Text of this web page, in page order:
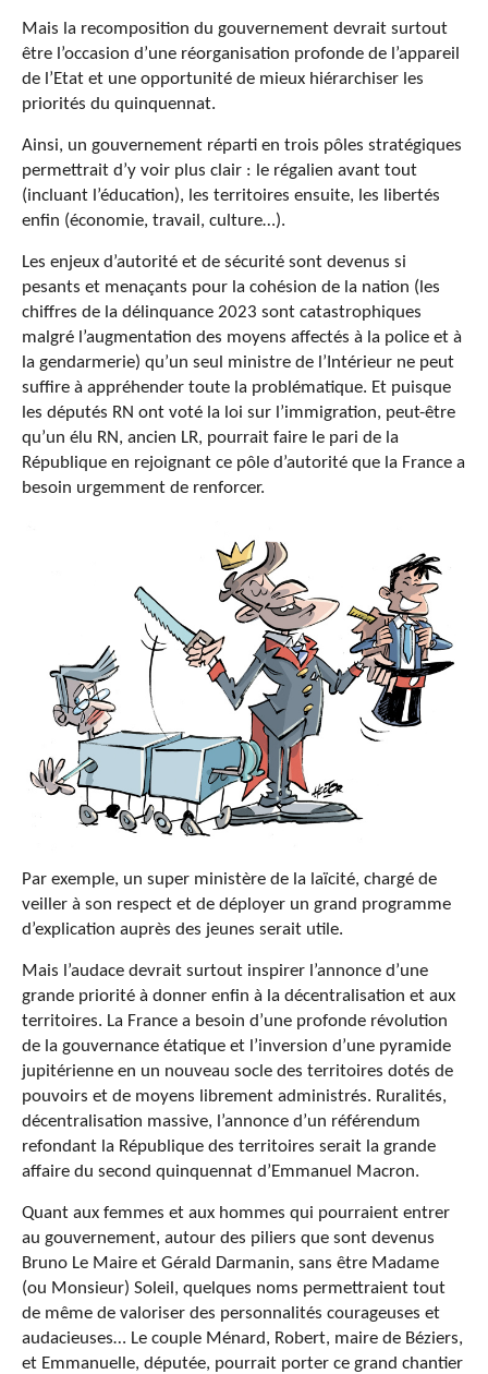
Mais la recomposition du gouvernement devrait surtout
être l’occasion d’une réorganisation profonde de l’appareil
de l’Etat et une opportunité de mieux hiérarchiser les
priorités du quinquennat.
Ainsi, un gouvernement réparti en trois pôles stratégiques
permettrait d’y voir plus clair : le régalien avant tout
(incluant l’éducation), les territoires ensuite, les libertés
enfin (économie, travail, culture…).
Les enjeux d’autorité et de sécurité sont devenus si
pesants et menaçants pour la cohésion de la nation (les
chiffres de la délinquance 2023 sont catastrophiques
malgré l’augmentation des moyens affectés à la police et à
la gendarmerie) qu’un seul ministre de l’Intérieur ne peut
suffire à appréhender toute la problématique. Et puisque
les députés RN ont voté la loi sur l’immigration, peut-être
qu’un élu RN, ancien LR, pourrait faire le pari de la
République en rejoignant ce pôle d’autorité que la France a
besoin urgemment de renforcer.
Par exemple, un super ministère de la laïcité, chargé de
veiller à son respect et de déployer un grand programme
d’explication auprès des jeunes serait utile.
Mais l’audace devrait surtout inspirer l’annonce d’une
grande priorité à donner enfin à la décentralisation et aux
territoires. La France a besoin d’une profonde révolution
de la gouvernance étatique et l’inversion d’une pyramide
jupitérienne en un nouveau socle des territoires dotés de
pouvoirs et de moyens librement administrés. Ruralités,
décentralisation massive, l’annonce d’un référendum
refondant la République des territoires serait la grande
affaire du second quinquennat d’Emmanuel Macron.
Quant aux femmes et aux hommes qui pourraient entrer
au gouvernement, autour des piliers que sont devenus
Bruno Le Maire et Gérald Darmanin, sans être Madame
(ou Monsieur) Soleil, quelques noms permettraient tout
de même de valoriser des personnalités courageuses et
audacieuses… Le couple Ménard, Robert, maire de Béziers,
et Emmanuelle, députée, pourrait porter ce grand chantier